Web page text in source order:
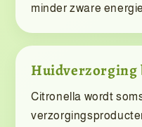
minder zware
Huidverzorging
Citronella wordt